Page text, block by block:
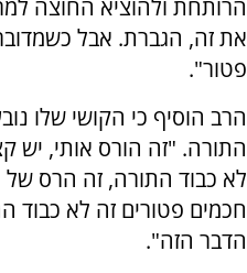
הרותחת ולהוציא החוצה
את זה, הגברת. אבל
פטור".
הרב הוסיף כי הקושי שלו
התורה. "זה הורס אותי, יש
לא כבוד התורה, זה הרס של
חכמים פטורים זה לא כבוד
הדבר הזה".